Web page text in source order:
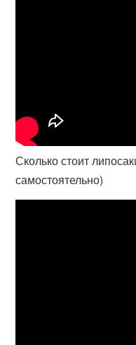
Сколько стоит
самостоятельно)